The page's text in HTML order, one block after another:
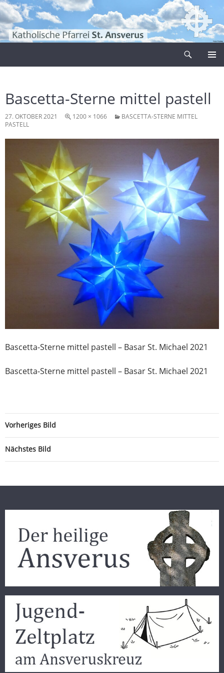
Zum
Inhalt
springen
Bascetta-Sterne mittel pastell
27. OKTOBER 2021 1200 × 1066
BASCETTA-STERNE MITTEL
PASTELL
Bascetta-Sterne mittel pastell – Basar St. Michael 2021
Bascetta-Sterne mittel pastell – Basar St. Michael 2021
Vorheriges Bild
Nächstes Bild